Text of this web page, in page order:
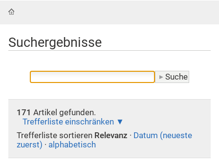
Suchergebnisse
171 Artikel gefunden.
Trefferliste einschränken
Trefferliste sortieren Relevanz · Datum (neueste
zuerst) · alphabetisch